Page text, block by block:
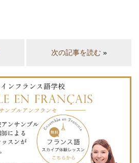
次の記事を読む»